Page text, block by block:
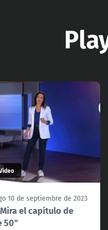
10 de septiembre de 2023
Mira el capítulo de
50"